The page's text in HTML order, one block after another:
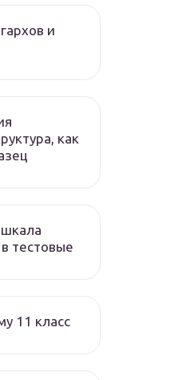
и
как
шкала
тестовые
11 класс